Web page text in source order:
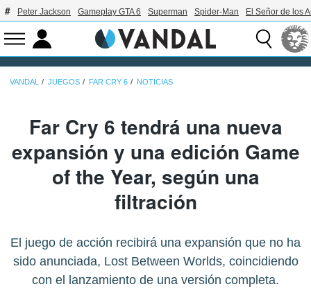
Peter Jackson Gameplay GTA 6 Superman Spider-Man El Señor de los
VANDAL JUEGOS FAR CRY 6 NOTICIAS
Far Cry 6 tendrá una nueva
expansión y una edición Game
of the Year, según una
filtración
El juego de acción recibirá una expansión que no ha
sido anunciada, Lost Between Worlds, coincidiendo
con el lanzamiento de una versión completa.